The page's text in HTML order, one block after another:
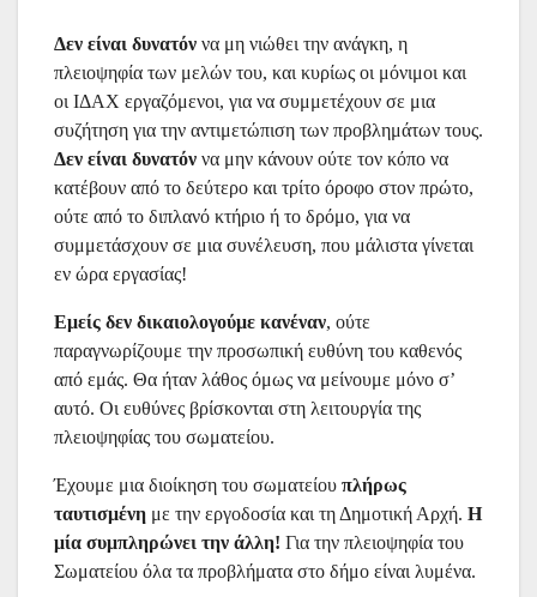
Δεν είναι δυνατόν να μη νιώθει την ανάγκη, η
πλειοψηφία των μελών του, και κυρίως οι μόνιμοι και
οι ΙΔΑΧ εργαζόμενοι, για να συμμετέχουν σε μια
συζήτηση για την αντιμετώπιση των προβλημάτων τους.
Δεν είναι δυνατόν να μην κάνουν ούτε τον κόπο να
κατέβουν από το δεύτερο και τρίτο όροφο στον πρώτο,
ούτε από το διπλανό κτήριο ή το δρόμο, για να
συμμετάσχουν σε μια συνέλευση, που μάλιστα γίνεται
εν ώρα εργασίας!
Εμείς δεν δικαιολογούμε κανέναν, ούτε
παραγνωρίζουμε την προσωπική ευθύνη του καθενός
από εμάς. Θα ήταν λάθος όμως να μείνουμε μόνο σ’
αυτό. Οι ευθύνες βρίσκονται στη λειτουργία της
πλειοψηφίας του σωματείου.
Έχουμε μια διοίκηση του σωματείου πλήρως
ταυτισμένη με την εργοδοσία και τη Δημοτική Αρχή. Η
μία συμπληρώνει την άλλη! Για την πλειοψηφία του
Σωματείου όλα τα προβλήματα στο δήμο είναι λυμένα.